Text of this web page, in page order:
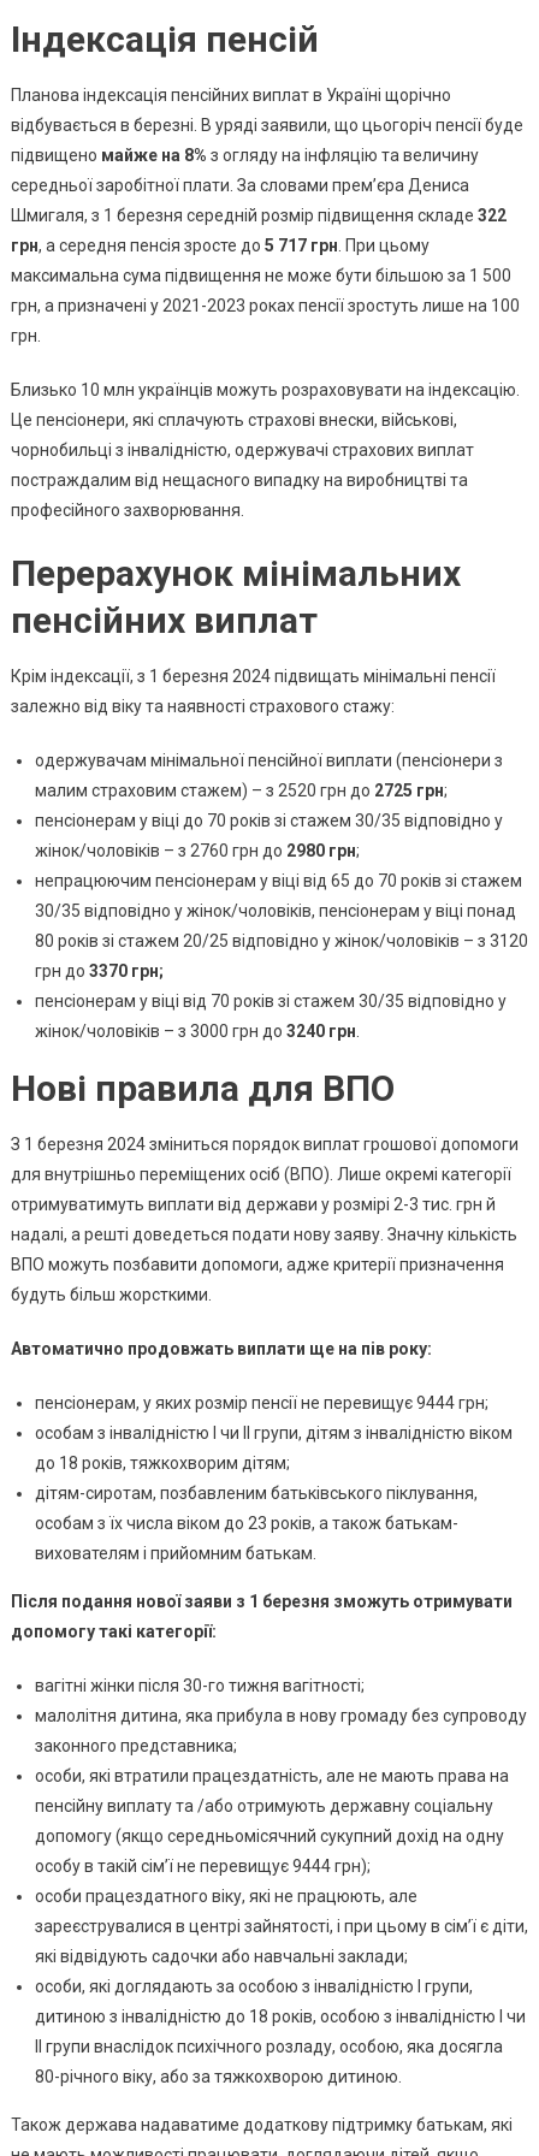
ВПО:
Зміниться
З
Індексація пенсій
Планова індексація пенсійних виплат в Україні щорічно
відбувається в березні. В уряді заявили, що цьогоріч пенсії буде
підвищено майже на 8% з огляду на інфляцію та величину
середньої заробітної плати. За словами прем’єра Дениса
Шмигаля, з 1 березня середній розмір підвищення складе 322
грн, а середня пенсія зросте до 5 717 грн. При цьому
максимальна сума підвищення не може бути більшою за 1 500
грн, а призначені у 2021-2023 роках пенсії зростуть лише на 100
грн.
Близько 10 млн українців можуть розраховувати на індексацію.
Це пенсіонери, які сплачують страхові внески, військові,
чорнобильці з інвалідністю, одержувачі страхових виплат
постраждалим від нещасного випадку на виробництві та
професійного захворювання.
Перерахунок мінімальних
пенсійних виплат
Крім індексації, з 1 березня 2024 підвищать мінімальні пенсії
залежно від віку та наявності страхового стажу:
одержувачам мінімальної пенсійної виплати (пенсіонери з
малим страховим стажем) – з 2520 грн до 2725 грн;
пенсіонерам у віці до 70 років зі стажем 30/35 відповідно у
жінок/чоловіків – з 2760 грн до 2980 грн;
непрацюючим пенсіонерам у віці від 65 до 70 років зі стажем
30/35 відповідно у жінок/чоловіків, пенсіонерам у віці понад
80 років зі стажем 20/25 відповідно у жінок/чоловіків – з 3120
грн до 3370 грн;
пенсіонерам у віці від 70 років зі стажем 30/35 відповідно у
жінок/чоловіків – з 3000 грн до 3240 грн.
Нові правила для ВПО
З 1 березня 2024 зміниться порядок виплат грошової допомоги
для внутрішньо переміщених осіб (ВПО). Лише окремі категорії
отримуватимуть виплати від держави у розмірі 2-3 тис. грн й
надалі, а решті доведеться подати нову заяву. Значну кількість
ВПО можуть позбавити допомоги, адже критерії призначення
будуть більш жорсткими.
Автоматично продовжать виплати ще на пів року:
пенсіонерам, у яких розмір пенсії не перевищує 9444 грн;
особам з інвалідністю I чи II групи, дітям з інвалідністю віком
до 18 років, тяжкохворим дітям;
дітям-сиротам, позбавленим батьківського піклування,
особам з їх числа віком до 23 років, а також батькам-
вихователям і прийомним батькам.
Після подання нової заяви з 1 березня зможуть отримувати
допомогу такі категорії:
вагітні жінки після 30-го тижня вагітності;
малолітня дитина, яка прибула в нову громаду без супроводу
законного представника;
особи, які втратили працездатність, але не мають права на
пенсійну виплату та /або отримують державну соціальну
допомогу (якщо середньомісячний сукупний дохід на одну
особу в такій сім’ї не перевищує 9444 грн);
особи працездатного віку, які не працюють, але
зареєструвалися в центрі зайнятості, і при цьому в сім’ї є діти,
які відвідують садочки або навчальні заклади;
особи, які доглядають за особою з інвалідністю I групи,
дитиною з інвалідністю до 18 років, особою з інвалідністю I чи
II групи внаслідок психічного розладу, особою, яка досягла
80-річного віку, або за тяжкохворою дитиною.
Також держава надаватиме додаткову підтримкубатькам, які